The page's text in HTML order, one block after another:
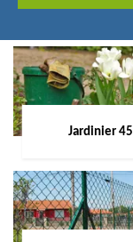
Jardinier 45